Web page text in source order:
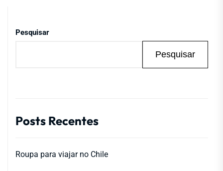
Pesquisar
Pesquisar
Posts Recentes
Roupa para viajar no Chile